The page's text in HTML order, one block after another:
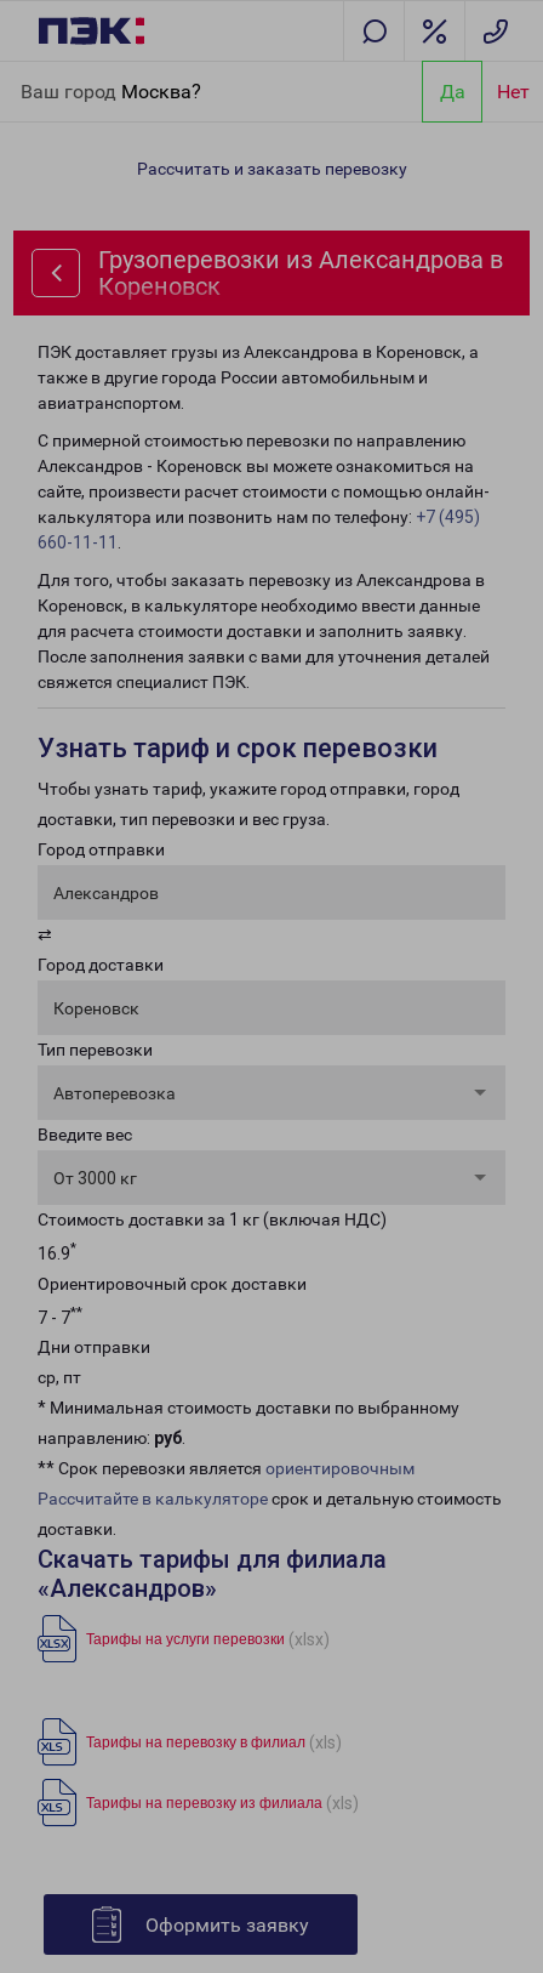
Ваш город Москва? Да Нет
Кореновск
Рассчитать и заказать перевозку
Грузоперевозки из Александрова в
Кореновск
ПЭК доставляет грузы из Александрова в Кореновск, а
также в другие города России автомобильным и
авиатранспортом.
С примерной стоимостью перевозки по направлению
Александров - Кореновск вы можете ознакомиться на
сайте, произвести расчет стоимости с помощью онлайн-
калькулятора или позвонить нам по телефону: +7 (495)
660-11-11
Для того, чтобы заказать перевозку из Александрова в
Кореновск, в калькуляторе необходимо ввести данные
для расчета стоимости доставки и заполнить заявку.
После заполнения заявки с вами для уточнения деталей
свяжется специалист ПЭК.
Узнать тариф и срок перевозки
Чтобы узнать тариф, укажите город отправки, город
доставки, тип перевозки и вес груза.
Город отправки
Александров
⇄
Город доставки
Кореновск
Тип перевозки
Автоперевозка
Введите вес
От 3000 кг
Стоимость доставки за 1 кг (включая НДС)
16.9*
Ориентировочный срок доставки
7 - 7**
Дни отправки
ср, пт
* Минимальная стоимость доставки по выбранному
направлению: руб.
** Срок перевозки является ориентировочным
Рассчитайте в калькуляторесрок и детальную стоимость
доставки.
Скачать тарифы для филиала
«Александров»
Тарифы на услуги перевозки (xlsx)
Тарифы на перевозку в филиал (xls)
Тарифы на перевозку из филиала (xls)
Оформить заявку